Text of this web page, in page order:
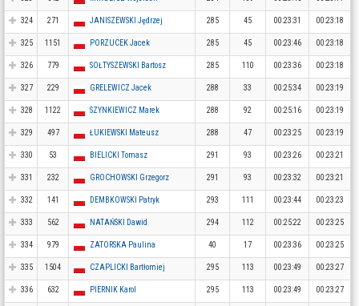
324 271 JANISZEWSKI Jędrzej 285 45 00:23:31 00:23:18
325 1151 PORZUCEK Jacek 285 45 00:23:46 00:23:18
326 779 SOŁTYSZEWSKI Bartosz 285 110 00:23:36 00:23:18
327 229 GRELEWICZ Jacek 288 33 00:25:34 00:23:19
328 1122 SZYNKIEWICZ Marek 288 92 00:25:16 00:23:19
329 497 ŁUKIEWSKI Mateusz 288 47 00:23:25 00:23:19
330 53 BIELICKI Tomasz 291 93 00:23:26 00:23:21
331 232 GROCHOWSKI Grzegorz 291 93 00:23:32 00:23:21
332 141 DEMBKOWSKI Patryk 293 111 00:23:44 00:23:23
333 562 NATAŃSKI Dawid 294 112 00:25:22 00:23:25
334 979 ZATORSKA Paulina 40 17 00:23:36 00:23:25
335 1504 CZAPLICKI Bartłomiej 295 113 00:23:49 00:23:27
336 632 PIERNIK Karol 295 113 00:23:49 00:23:27